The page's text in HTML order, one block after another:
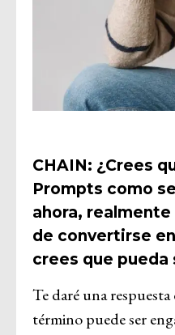
CHAIN: ¿Crees
Prompts como
ahora,
de convertirse
crees que pueda
Te daré una
término puede ser